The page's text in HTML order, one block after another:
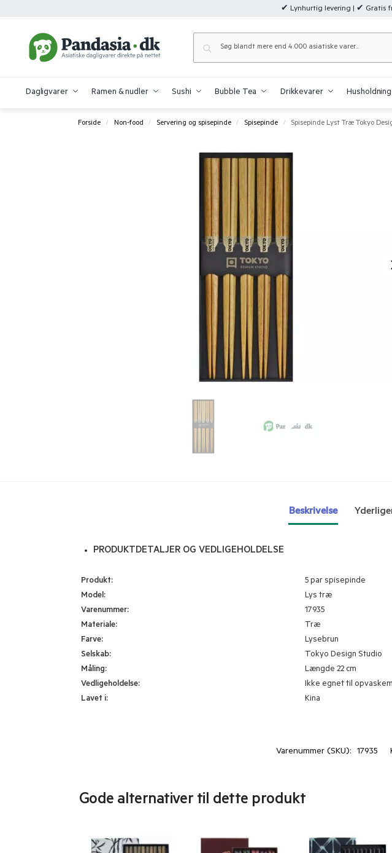
✔ Lynhurtig levering | ✔ Gratis
Dagligvarer Ramen & nudler Sushi Bubble Tea Drikkevarer
Forside / Non-food / Servering og spisepinde / Spisepinde / Spisepinde Lyst Træ Tokyo
Beskrivelse
PRODUKTDETALJER OG VEDLIGEHOLDELSE
Produkt:
5 par spisepinde
Model:
Lys træ
Varenummer:
17935
Materiale:
Træ
Farve:
Lysebrun
Selskab:
Tokyo Design Studio
Måling:
Længde 22 cm
Vedligeholdelse:
Ikke egnet til
Lavet i:
Kina
Varenummer (SKU): 17935
Gode alternativer til dette produkt